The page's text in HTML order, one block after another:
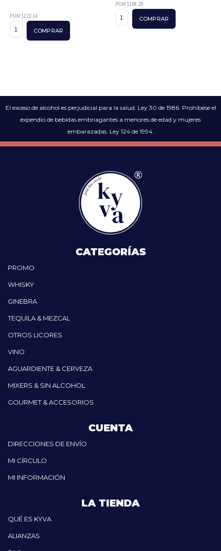
PUM $122.14
COMPRAR
PUM $198.29
COMPRAR
El exceso de alcohol es perjudicial para la salud. Ley 30 de 1986. Prohíbese el
expendio de bebidas embriagantes a menores de edad y mujeres
embarazadas. Ley 124 de 1994.
CATEGORÍAS
PROMO
WHISKY
GINEBRA
TEQUILA & MEZCAL
OTROS LICORES
VINO
AGUARDIENTE & CERVEZA
MIXERS & SIN ALCOHOL
GOURMET & ACCESORIOS
CUENTA
DIRECCIONES DE ENVÍO
MI CÍRCULO
MI INFORMACIÓN
LA TIENDA
QUÉ ES KYVA
ALIANZAS